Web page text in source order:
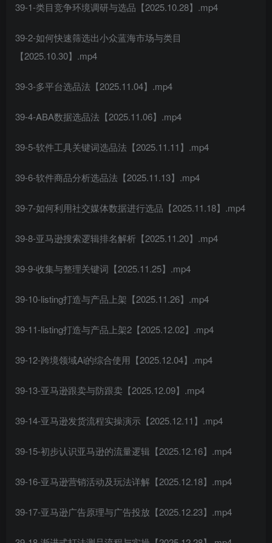
39-1-类目竞争环境调研与选品【2025.10.28】.mp4
39-2-如何快速筛选出小众蓝海市场与类目
【2025.10.30】.mp4
39-3-多平台选品法【2025.11.04】.mp4
39-4-ABA数据选品法【2025.11.06】.mp4
39-5-软件工具关键词选品法【2025.11.11】.mp4
39-6-软件商品分析选品法【2025.11.13】.mp4
39-7-如何利用社交媒体数据进行选品【2025.11.18】.mp4
39-8-亚马逊搜索逻辑排名解析【2025.11.20】.mp4
39-9-收集与整理关键词【2025.11.25】.mp4
39-10-listing打造与产品上架【2025.11.26】.mp4
39-11-listing打造与产品上架2【2025.12.02】.mp4
39-12-跨境领域Ai的综合使用【2025.12.04】.mp4
39-13-亚马逊跟卖与防跟卖【2025.12.09】.mp4
39-14-亚马逊发货流程实操演示【2025.12.11】.mp4
39-15-初步认识亚马逊的流量逻辑【2025.12.16】.mp4
39-16-亚马逊营销活动及玩法详解【2025.12.18】.mp4
39-17-亚马逊广告原理与广告投放【2025.12.23】.mp4